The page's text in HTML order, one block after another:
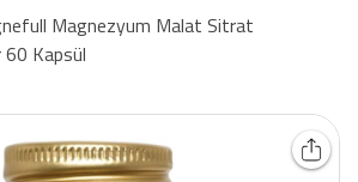
Magnezyum Malat Sitrat
Kapsül